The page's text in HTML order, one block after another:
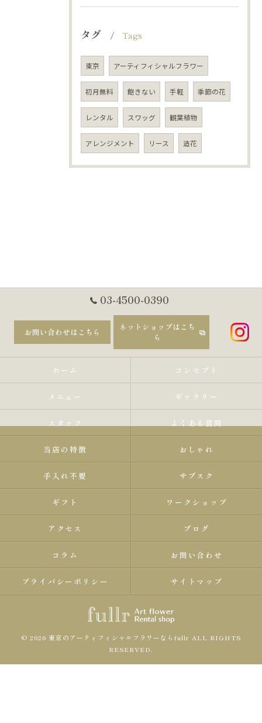
タグ Tags
東京 アーティフィシャルフラワー
初月無料 飽きない 手軽 季節の花
レンタル スワッグ 観葉植物
アレンジメント リース 造花
03-4500-0390
お問い合わせはこちら
ネットショップはこち
ら
ホーム コンセプト
メニュー ギャラリー
スタッフ よくある質問
当店の特徴 おしゃれ
手入れ不要 サブスク
ギフト ワークショップ
アクセス ブログ
コラム お問い合わせ
プライバシーポリシー サイトマップ
© 2026 東京のアーティフィシャルフラワーならfullr ALL RIGHTS
RESERVED.